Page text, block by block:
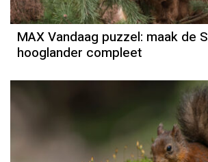
MAX Vandaag puzzel: maak de
hooglander compleet